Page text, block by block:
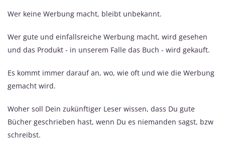
Wer keine Werbung macht, bleibt unbekannt.
Wer gute und einfallsreiche Werbung macht, wird gesehen
und das Produkt - in unserem Falle das Buch - wird gekauft.
Es kommt immer darauf an, wo, wie oft und wie die Werbung
gemacht wird.
Woher soll Dein zukünftiger Leser wissen, dass Du gute
Bücher geschrieben hast, wenn Du es niemanden sagst, bzw
schreibst.